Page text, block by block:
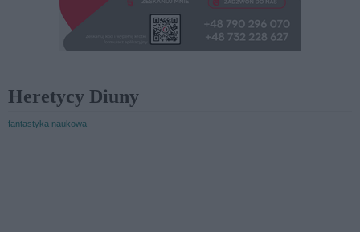
Heretycy Diuny
fantastyka naukowa